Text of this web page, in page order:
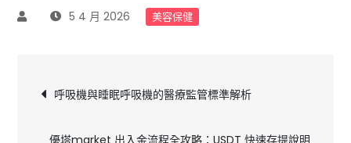
5 4 月 2026 美容保健
文
章
呼吸機與睡眠呼吸機的醫療監管標準解析
優塔market 出入金流程全攻略：USDT 快速存提說明